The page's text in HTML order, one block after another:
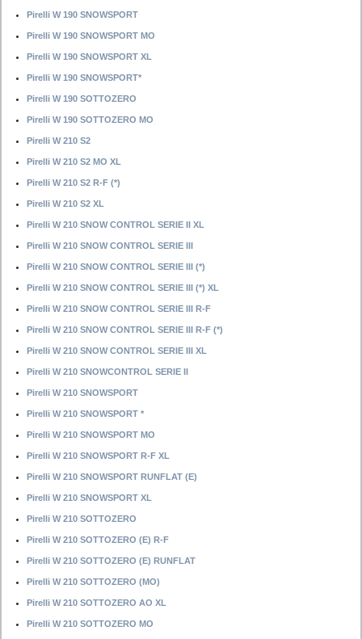
Pirelli W 190 SNOWSPORT
Pirelli W 190 SNOWSPORT MO
Pirelli W 190 SNOWSPORT XL
Pirelli W 190 SNOWSPORT*
Pirelli W 190 SOTTOZERO
Pirelli W 190 SOTTOZERO MO
Pirelli W 210 S2
Pirelli W 210 S2 MO XL
Pirelli W 210 S2 R-F (*)
Pirelli W 210 S2 XL
Pirelli W 210 SNOW CONTROL SERIE II XL
Pirelli W 210 SNOW CONTROL SERIE III
Pirelli W 210 SNOW CONTROL SERIE III (*)
Pirelli W 210 SNOW CONTROL SERIE III (*) XL
Pirelli W 210 SNOW CONTROL SERIE III R-F
Pirelli W 210 SNOW CONTROL SERIE III R-F (*)
Pirelli W 210 SNOW CONTROL SERIE III XL
Pirelli W 210 SNOWCONTROL SERIE II
Pirelli W 210 SNOWSPORT
Pirelli W 210 SNOWSPORT *
Pirelli W 210 SNOWSPORT MO
Pirelli W 210 SNOWSPORT R-F XL
Pirelli W 210 SNOWSPORT RUNFLAT (E)
Pirelli W 210 SNOWSPORT XL
Pirelli W 210 SOTTOZERO
Pirelli W 210 SOTTOZERO (E) R-F
Pirelli W 210 SOTTOZERO (E) RUNFLAT
Pirelli W 210 SOTTOZERO (MO)
Pirelli W 210 SOTTOZERO AO XL
Pirelli W 210 SOTTOZERO MO